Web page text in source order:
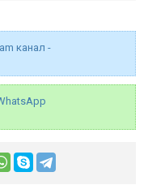
канал -